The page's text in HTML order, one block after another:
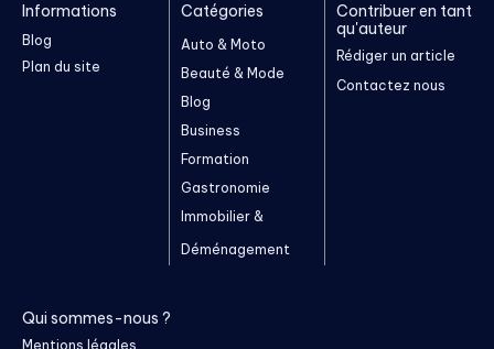
Informations
Blog
Plan du site
Catégories
Auto & Moto
Beauté & Mode
Blog
Business
Formation
Gastronomie
Immobilier &
Déménagement
Contribuer en tant
qu'auteur
Rédiger un article
Contactez nous
Qui sommes-nous ?
Mentions légales